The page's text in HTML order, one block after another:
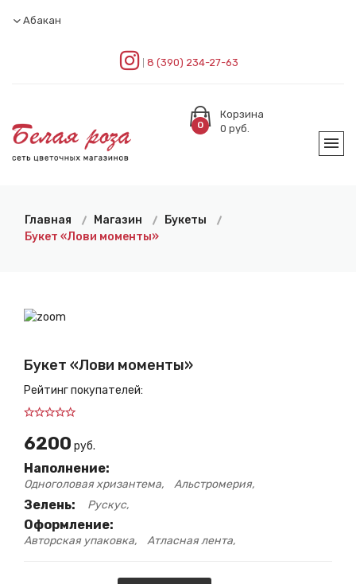
Абакан
8 (390) 234-27-63
0
Корзина
0 руб.
Главная Магазин
Букеты
Букет «Лови моменты»
Букет «Лови моменты»
Рейтинг покупателей:
6200 руб.
Наполнение:
Одноголовая хризантема Альстромерия
Зелень: Рускус
Оформление:
Авторская упаковка Атласная лента